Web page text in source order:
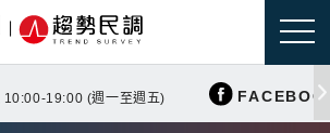
10:00-19:00 (週一至週五)